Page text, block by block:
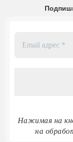
Нажимая на
на